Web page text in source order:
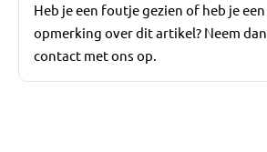
Heb je een foutje gezien of heb je een
opmerking over dit artikel? Neem dan
contact met ons op.